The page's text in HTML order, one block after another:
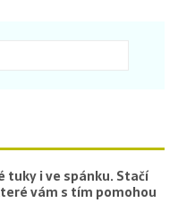
tuky i ve spánku. Stačí
vám s tím pomohou